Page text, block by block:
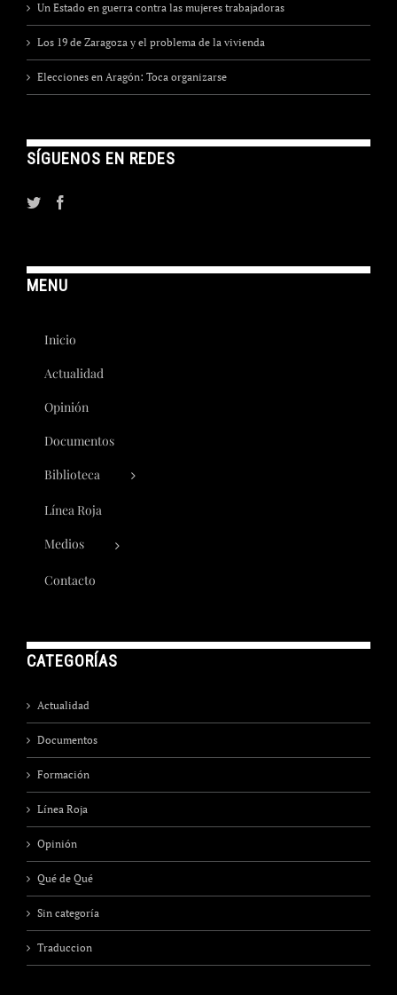
Un Estado en guerra contra las mujeres trabajadoras
Los 19 de Zaragoza y el problema de la vivienda
Elecciones en Aragón: Toca organizarse
SÍGUENOS EN REDES
MENU
Inicio
Actualidad
Opinión
Documentos
Biblioteca
Línea Roja
Medios
Contacto
CATEGORÍAS
Actualidad
Documentos
Formación
Línea Roja
Opinión
Qué de Qué
Sin categoría
Traduccion